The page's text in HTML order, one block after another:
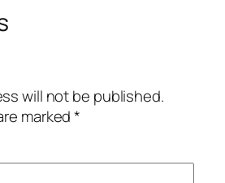
will not be published.
marked*